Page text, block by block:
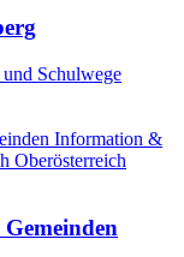
Schulwege
Information &
Oberösterreich